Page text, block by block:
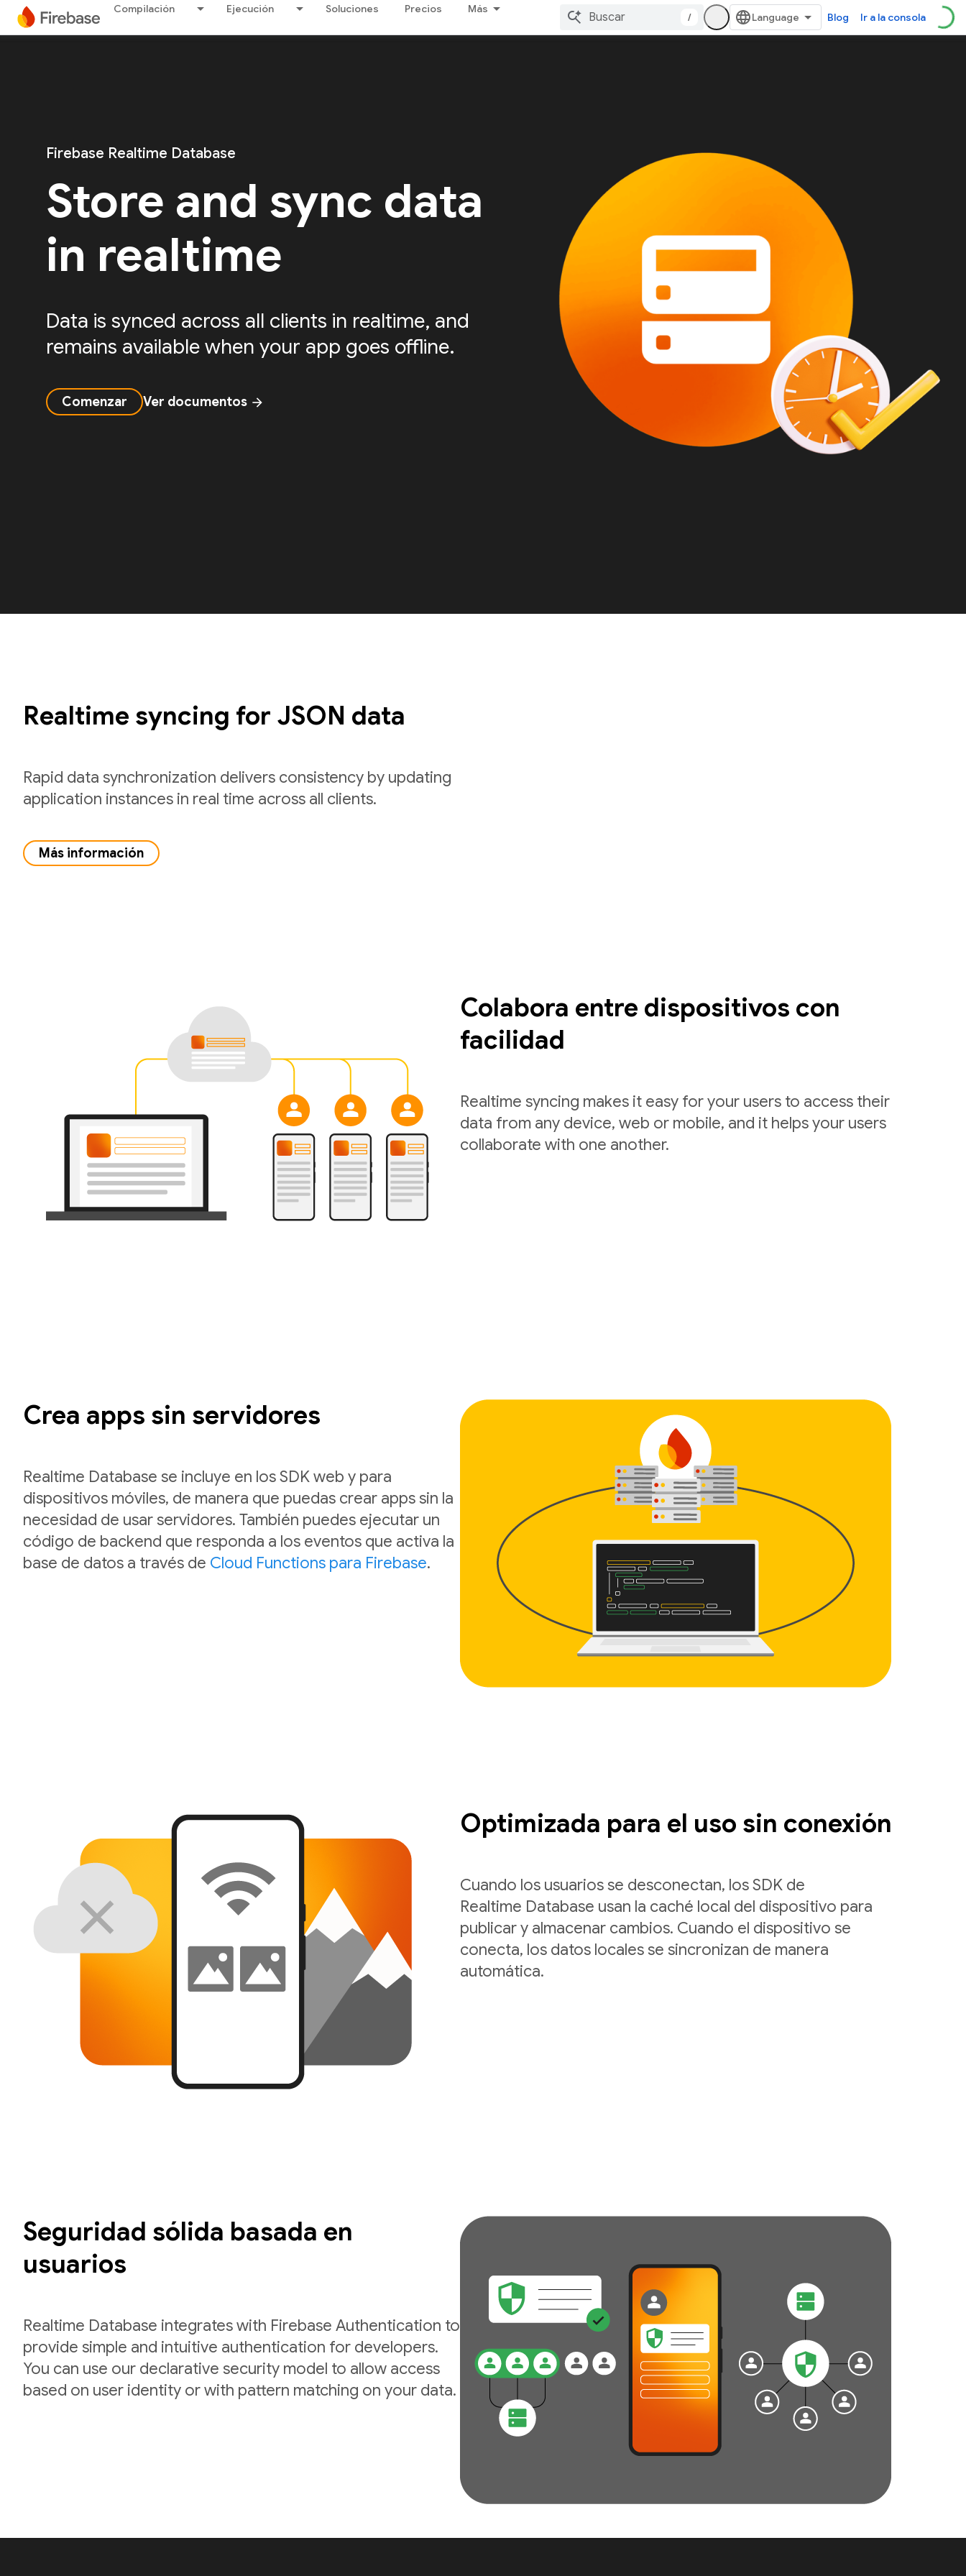
Compilación Ejecución Soluciones Precios Más
/ Blog Ir a la consola
Firebase Realtime Database
Store and sync data
in realtime
Data is synced across all clients in realtime, and
remains available when your app goes offline.
Comenzar Ver documentos arrow_forward
Realtime syncing for JSON data
Rapid data synchronization delivers consistency by updating
application instances in real time across all clients.
Más información
Colabora entre dispositivos con
facilidad
Realtime syncing makes it easy for your users to access their
data from any device, web or mobile, and it helps your users
collaborate with one another.
Crea apps sin servidores
Realtime Database se incluye en los SDK web y para
dispositivos móviles, de manera que puedas crear apps sin la
necesidad de usar servidores. También puedes ejecutar un
código de backend que responda a los eventos que activa la
base de datos a través de Cloud Functions para Firebase.
Optimizada para el uso sin conexión
Cuando los usuarios se desconectan, los SDK de
Realtime Database usan la caché local del dispositivo para
publicar y almacenar cambios. Cuando el dispositivo se
conecta, los datos locales se sincronizan de manera
automática.
Seguridad sólida basada en
usuarios
Realtime Database integrates with Firebase Authentication to
provide simple and intuitive authentication for developers.
You can use our declarative security model to allow access
based on user identity or with pattern matching on your data.